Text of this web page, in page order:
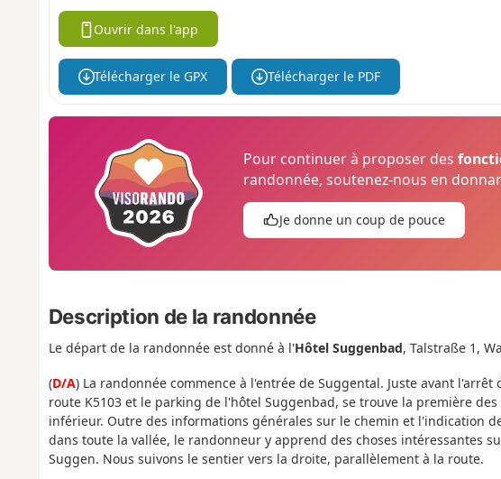
Ouvrir dans l'app
Télécharger le GPX Télécharger le PDF
Pour continuer à proposer des
randonnée, soutenez-nous en
Je donne un coup de pouce
Description de la randonnée
Le départ de la randonnée est donné à l'Hôtel Suggenbad, Talstraße 1,
(D/A) La randonnée commence à l'entrée de Suggental. Juste avant
route K5103 et le parking de l'hôtel Suggenbad, se trouve la première
inférieur. Outre des informations générales sur le chemin et l'indication
dans toute la vallée, le randonneur y apprend des choses intéressantes
Suggen. Nous suivons le sentier vers la droite, parallèlement à la route.